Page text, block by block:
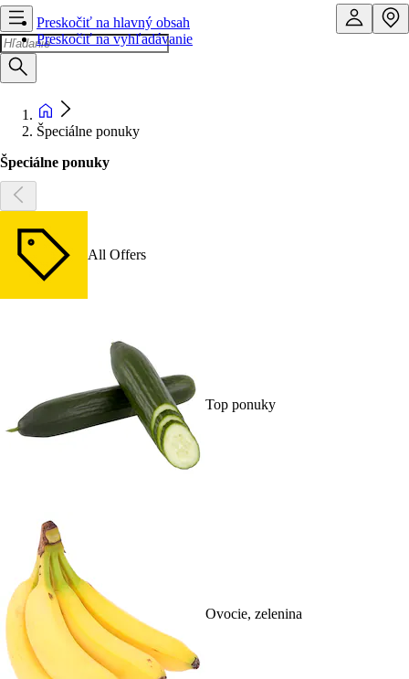
Preskočiť na hlavný obsah
Preskočiť na vyhľadávanie
Špeciálne ponuky
Špeciálne ponuky
All Offers
Top ponuky
Ovocie, zelenina